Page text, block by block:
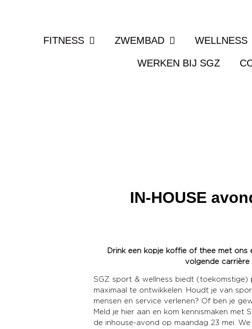
FITNESS ZWEMBAD WELLNESS
WERKEN BIJ SGZ
IN-HOUSE
Drink een kopje koffie of thee met ons
volgende carrière
SGZ sport & wellness biedt (toekomstige)
maximaal te ontwikkelen. Houdt je van
mensen en service verlenen? Of ben je
Meld je hier aan en kom kennismaken met
de inhouse-avond op maandag 23 mei.